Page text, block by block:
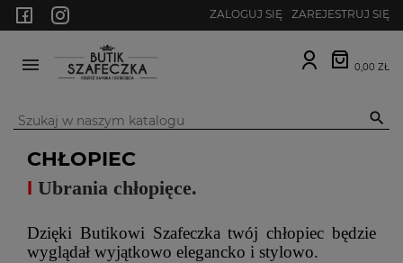
ZALOGUJ SIĘ ZAREJESTRUJ SIĘ

0,00 ZŁ
MENU
CHŁOPIEC
I Ubrania chłopięce.
Dzięki Butikowi Szafeczka twój chłopiec będzie
wyglądał wyjątkowo elegancko i stylowo.